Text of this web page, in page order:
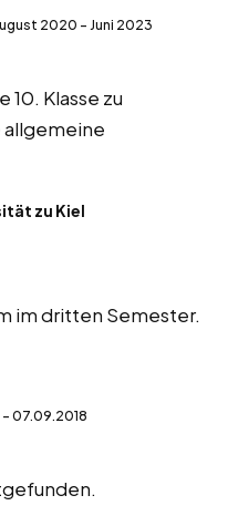
2020 – Juni 2023
Klasse zu
allgemeine
zu Kiel
im dritten Semester.
07.09.2018